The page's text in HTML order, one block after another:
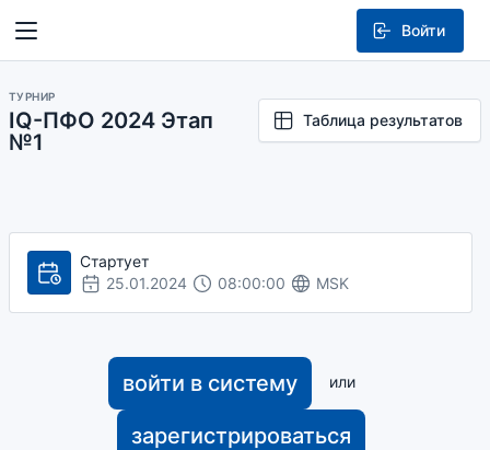
Войти
ТУРНИР
IQ-ПФО 2024 Этап
№1
Таблица результатов
Стартует
25.01.2024
08:00:00 MSK
войти в систему или
зарегистрироваться